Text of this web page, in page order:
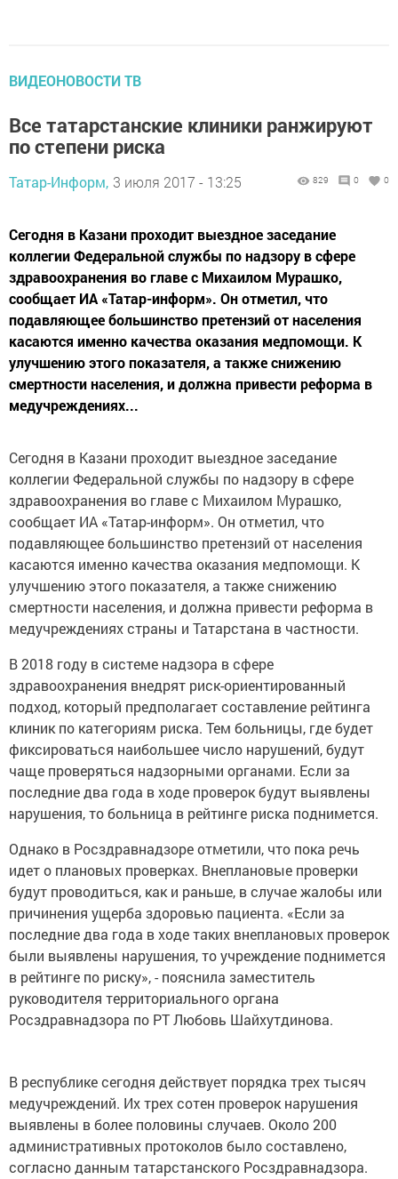
ВИДЕОНОВОСТИ ТВ
Все татарстанские клиники ранжируют
по степени риска
Татар-Информ, 3 июля 2017 - 13:25 829 0 0
Сегодня в Казани проходит выездное заседание
коллегии Федеральной службы по надзору в сфере
здравоохранения во главе с Михаилом Мурашко,
сообщает ИА «Татар-информ». Он отметил, что
подавляющее большинство претензий от населения
касаются именно качества оказания медпомощи. К
улучшению этого показателя, а также снижению
смертности населения, и должна привести реформа в
медучреждениях...
Сегодня в Казани проходит выездное заседание
коллегии Федеральной службы по надзору в сфере
здравоохранения во главе с Михаилом Мурашко,
сообщает ИА «Татар-информ». Он отметил, что
подавляющее большинство претензий от населения
касаются именно качества оказания медпомощи. К
улучшению этого показателя, а также снижению
смертности населения, и должна привести реформа в
медучреждениях страны и Татарстана в частности.
В 2018 году в системе надзора в сфере
здравоохранения внедрят риск-ориентированный
подход, который предполагает составление рейтинга
клиник по категориям риска. Тем больницы, где будет
фиксироваться наибольшее число нарушений, будут
чаще проверяться надзорными органами. Если за
последние два года в ходе проверок будут выявлены
нарушения, то больница в рейтинге риска поднимется.
Однако в Росздравнадзоре отметили, что пока речь
идет о плановых проверках. Внеплановые проверки
будут проводиться, как и раньше, в случае жалобы или
причинения ущерба здоровью пациента. «Если за
последние два года в ходе таких внеплановых проверок
были выявлены нарушения, то учреждение поднимется
в рейтинге по риску», - пояснила заместитель
руководителя территориального органа
Росздравнадзора по РТ Любовь Шайхутдинова.
В республике сегодня действует порядка трех тысяч
медучреждений. Их трех сотен проверок нарушения
выявлены в более половины случаев. Около 200
административных протоколов было составлено,
согласно данным татарстанского Росздравнадзора.